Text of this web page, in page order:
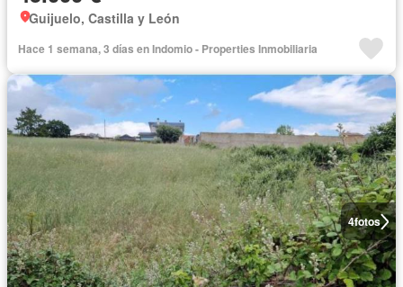
Guijuelo, Castilla y León
Hace 1 semana, 3 días en Indomio - Properties Inmobiliaria
4fotos